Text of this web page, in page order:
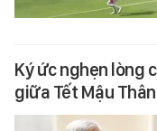
Ký ức nghẹn lòng
giữa Tết Mậu